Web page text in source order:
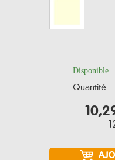
Disponible
quantité :